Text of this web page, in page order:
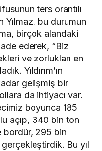
ters orantılı
Yılmaz, bu durumun
birçok alandaki
ederek, “Biz
ve zorlukları en
Yıldırım’ın
gelişmiş bir
da ihtiyacı var.
boyunca 185
açıp, 340 bin ton
bordür, 295 bin
gerçekleştirdik. Bu yıl